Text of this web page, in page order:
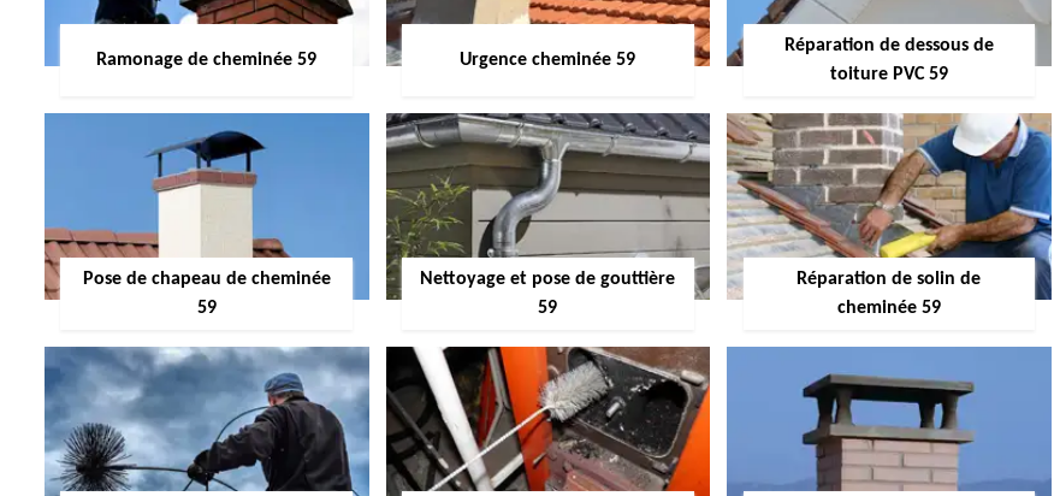
Ramonage de cheminée 59 Urgence cheminée 59
Réparation de dessous de
toiture PVC 59
Pose de chapeau de cheminée
59
Nettoyage et pose de gouttière
59
Réparation de solin de
cheminée 59